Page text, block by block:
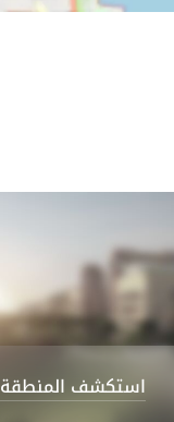
استكشف المنطقة